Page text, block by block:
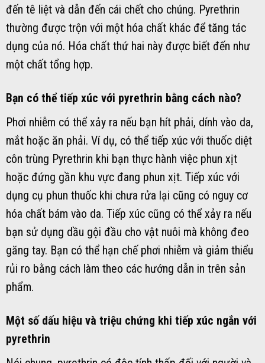
đến tê liệt và dẫn đến cái chết cho chúng. Pyrethrin
thường được trộn với một hóa chất khác để tăng tác
dụng của nó. Hóa chất thứ hai này được biết đến như
một chất tổng hợp.
Bạn có thể tiếp xúc với pyrethrin bằng cách nào?
Phơi nhiễm có thể xảy ra nếu bạn hít phải, dính vào da,
mắt hoặc ăn phải. Ví dụ, có thể tiếp xúc với thuốc diệt
côn trùng Pyrethrin khi bạn thực hành việc phun xịt
hoặc đứng gần khu vực đang phun xịt. Tiếp xúc với
dụng cụ phun thuốc khi chưa rửa lại cũng có nguy cơ
hóa chất bám vào da. Tiếp xúc cũng có thể xảy ra nếu
bạn sử dụng dầu gội đầu cho vật nuôi mà không đeo
găng tay. Bạn có thể hạn chế phơi nhiễm và giảm thiểu
rủi ro bằng cách làm theo các hướng dẫn in trên sản
phẩm.
Một số dấu hiệu và triệu chứng khi tiếp xúc ngắn với
pyrethrin